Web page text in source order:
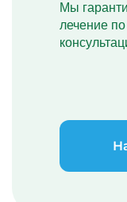
Мы
лечение